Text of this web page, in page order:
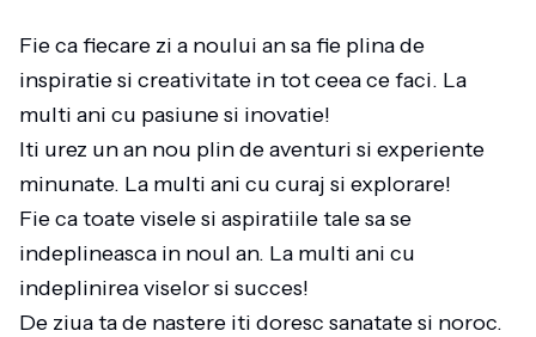
Fie ca fiecare zi a noului an sa fie plina de
inspiratie si creativitate in tot ceea ce faci. La
multi ani cu pasiune si inovatie!
Iti urez un an nou plin de aventuri si experiente
minunate. La multi ani cu curaj si explorare!
Fie ca toate visele si aspiratiile tale sa se
indeplineasca in noul an. La multi ani cu
indeplinirea viselor si succes!
De ziua ta de nastere iti doresc sanatate si noroc.